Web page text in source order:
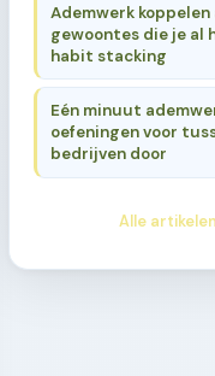
Ademwerk koppelen
gewoontes die je al
habit stacking
Eén minuut
oefeningen voor
bedrijven door
Alle artikelen